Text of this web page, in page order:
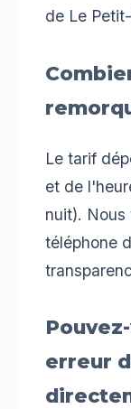
de Le
Le tarif
et de
nuit). Nous
téléphone
erreur